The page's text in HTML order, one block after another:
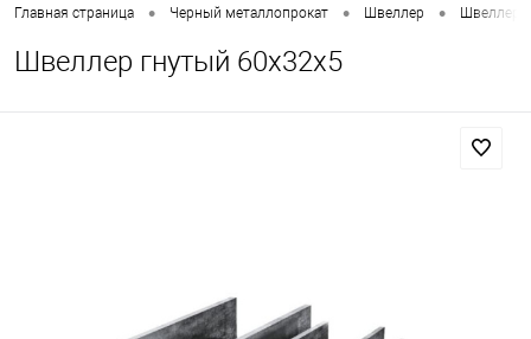
Главная страница • Черный металлопрокат • Швеллер • Швеллер
Швеллер гнутый 60х32х5